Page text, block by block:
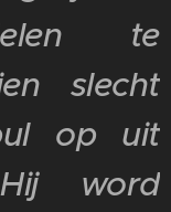
te
slecht
op uit
word